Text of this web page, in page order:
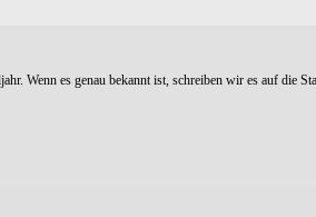
Wenn es genau bekannt ist, schreiben wir es auf die